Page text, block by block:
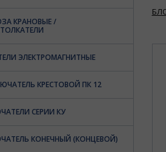
КРАНОВЫЕ /
ЭЛЕКТРОМАГНИТНЫЕ
КРЕСТОВОЙ ПК 12
СЕРИИ КУ
КОНЕЧНЫЙ (КОНЦЕВОЙ)